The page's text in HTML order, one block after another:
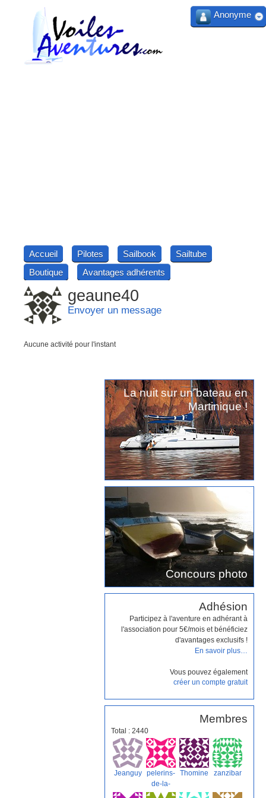
Accueil Pilotes Sailbook
Sailtube
Boutique
Avantages adhérents
geaune40
Envoyer un message
Aucune activité pour l'instant
La nuit sur un bateau en
Martinique !
Concours photo
Adhésion
Participez à l'aventure en adhérant à
l'association pour 5€/mois et bénéficiez
d'avantages exclusifs !
En savoir plus…
Vous pouvez également
créer un compte gratuit
Membres
Total : 2440
Jeanguy
pelerins-
de-la-
mer
Thomine zanzibar
Anonyme